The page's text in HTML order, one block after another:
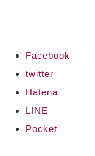
Facebook
twitter
Hatena
LINE
Pocket